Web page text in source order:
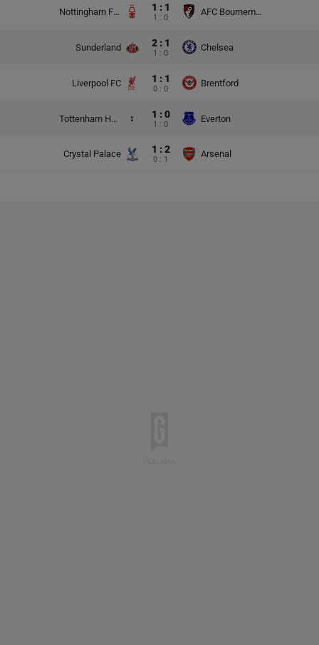
Nottingham Forest 1 : 1
1 : 0
AFC Bournemouth
Sunderland 2 : 1
1 : 0
Chelsea
Liverpool FC 1 : 1
0 : 0
Brentford
Tottenham Hotspur 1 : 0
1 : 0
Everton
Crystal Palace 1 : 2
0 : 1
Arsenal